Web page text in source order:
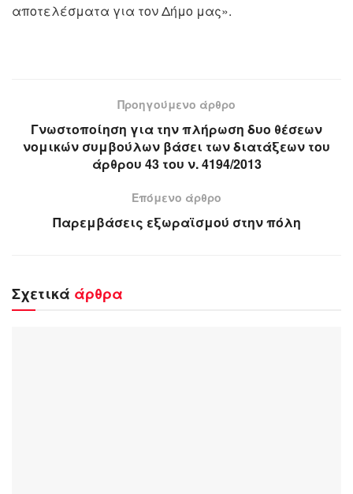
αποτελέσματα για τον Δήμο μας».
Προηγούμενο άρθρο
Γνωστοποίηση για την πλήρωση δυο θέσεων
νομικών συμβούλων βάσει των διατάξεων του
άρθρου 43 του ν. 4194/2013
Επόμενο άρθρο
Παρεμβάσεις εξωραϊσμού στην πόλη
Σχετικά άρθρα